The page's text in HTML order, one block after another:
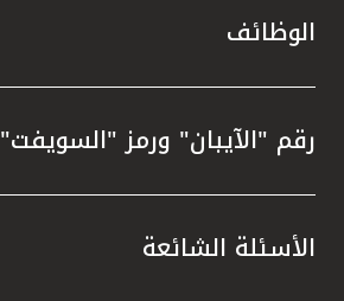
الوظائف
رقم "الآيبان" ورمز "السويفت"
الأسئلة الشائعة